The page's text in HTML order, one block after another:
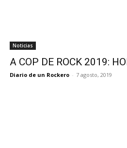
Noticias
A COP DE ROCK 2019:
Diario de un Rockero - 7 agosto, 2019